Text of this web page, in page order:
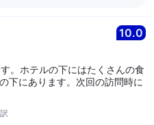
feedback is
Kind regards, --
Singapore
10.0
。ホテルの下にはたくさんの食
下にあります。次回の訪問時に